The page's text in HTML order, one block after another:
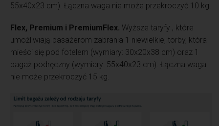
55x40x23 cm). Łączna waga nie może przekroczyć 10 kg.
Flex, Premium i PremiumFlex. Wyższe taryfy , które
umożliwiają pasażerom zabrania 1 niewielkiej torby, która
mieści się pod fotelem (wymiary: 30x20x38 cm) oraz 1
bagaż podręczny (wymiary: 55x40x23 cm). Łączna waga
nie może przekroczyć 15 kg.